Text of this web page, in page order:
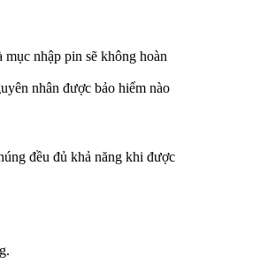
nhập pin sẽ không hoàn
nhân được bảo hiểm nào
đều đủ khả năng khi được